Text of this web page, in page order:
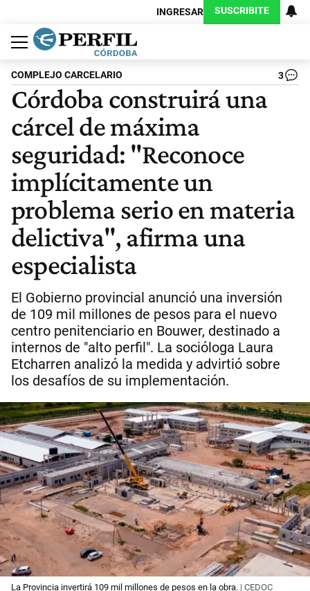
INGRESAR SUSCRIBITE
Política
Economía
Judiciales
Sociedad
Cultura
Espectáculos
Deportes
Protagonistas
COMPLEJO CARCELARIO 3
Córdoba construirá una
cárcel de máxima
seguridad: "Reconoce
implícitamente un
problema serio en materia
delictiva", afirma una
especialista
El Gobierno provincial anunció una inversión
de 109 mil millones de pesos para el nuevo
centro penitenciario en Bouwer, destinado a
internos de "alto perfil". La socióloga Laura
Etcharren analizó la medida y advirtió sobre
los desafíos de su implementación.
La Provincia invertirá 109 mil millones de pesos en la obra. | CEDOC